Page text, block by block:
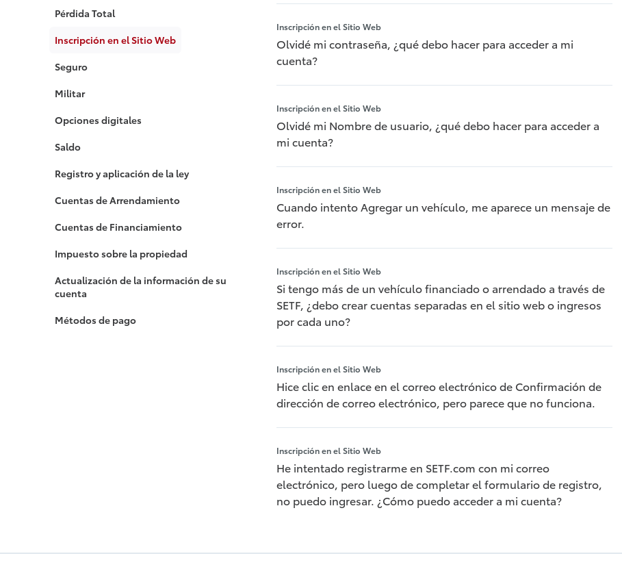
Pérdida Total
Inscripción en el Sitio Web
Seguro
Militar
Opciones digitales
Saldo
Registro y aplicación de la ley
Cuentas de Arrendamiento
Cuentas de Financiamiento
Impuesto sobre la propiedad
Actualización de la información de su
cuenta
Métodos de pago
Inscripción en el Sitio Web
Olvidé mi contraseña, ¿qué debo hacer para acceder a mi
cuenta?
Inscripción en el Sitio Web
Olvidé mi Nombre de usuario, ¿qué debo hacer para acceder a
mi cuenta?
Inscripción en el Sitio Web
Cuando intento Agregar un vehículo, me aparece un mensaje de
error.
Inscripción en el Sitio Web
Si tengo más de un vehículo financiado o arrendado a través de
SETF, ¿debo crear cuentas separadas en el sitio web o ingresos
por cada uno?
Inscripción en el Sitio Web
Hice clic en enlace en el correo electrónico de Confirmación de
dirección de correo electrónico, pero parece que no funciona.
Inscripción en el Sitio Web
He intentado registrarme en SETF.com con mi correo
electrónico, pero luego de completar el formulario de registro,
no puedo ingresar. ¿Cómo puedo acceder a mi cuenta?